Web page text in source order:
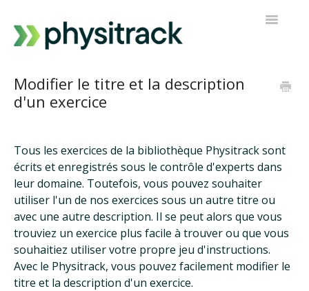
Toggle
Modifier le titre et la description
d'un exercice
Tous les exercices de la bibliothèque Physitrack sont
écrits et enregistrés sous le contrôle d'experts dans
leur domaine. Toutefois, vous pouvez souhaiter
utiliser l'un de nos exercices sous un autre titre ou
avec une autre description. Il se peut alors que vous
trouviez un exercice plus facile à trouver ou que vous
souhaitiez utiliser votre propre jeu d'instructions.
Avec le Physitrack, vous pouvez facilement modifier le
titre et la description d'un exercice.